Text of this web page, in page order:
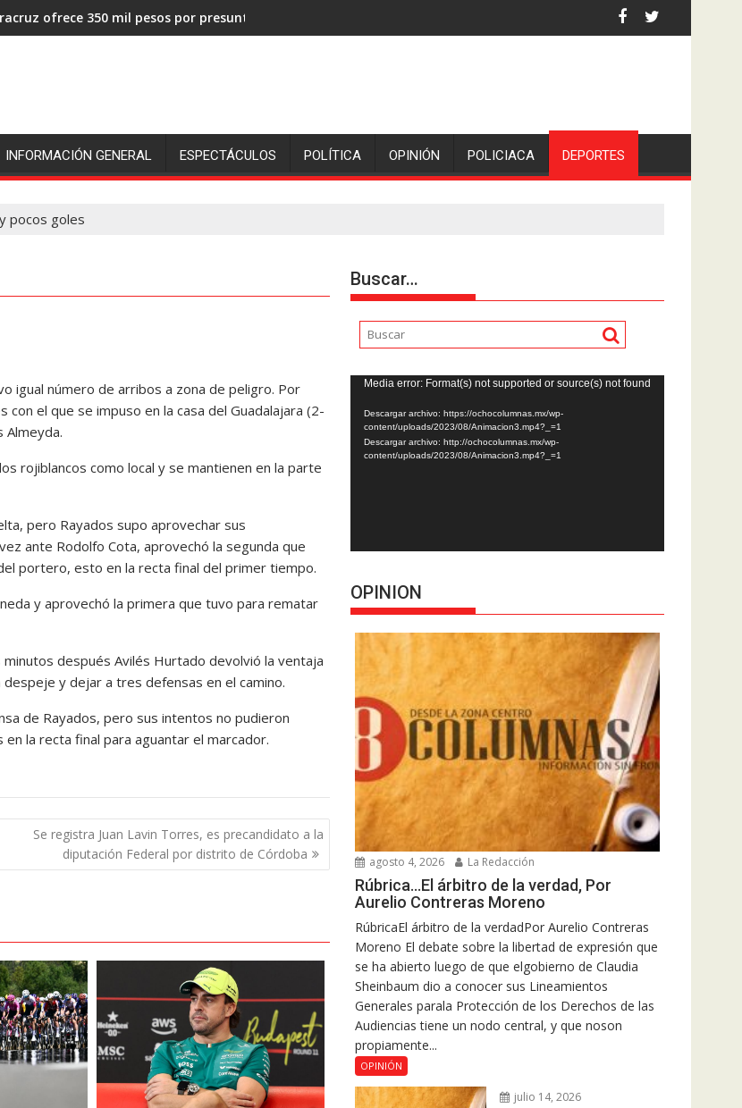
ofrece 350 mil pesos por presuntos asesinos de la comunicadora Avisack Douglas.
INFORMACIÓN GENERAL ESPECTÁCULOS POLÍTICA OPINIÓN POLICIACA DEPORTES
pocos goles
igual número de arribos a zona de peligro. Por
el que se impuso en la casa del Guadalajara (2-
Almeyda.
rojiblancos como local y se mantienen en la parte
pero Rayados supo aprovechar sus
ante Rodolfo Cota, aprovechó la segunda que
portero, esto en la recta final del primer tiempo.
y aprovechó la primera que tuvo para rematar
después Avilés Hurtado devolvió la ventaja
y dejar a tres defensas en el camino.
de Rayados, pero sus intentos no pudieron
la recta final para aguantar el marcador.
Se registra Juan Lavin Torres, es precandidato a la
diputación Federal por distrito de Córdoba
Buscar…
Reproductor
de
vídeo
Media error: Format(s) not supported or source(s) not found
Descargar archivo: https://ochocolumnas.mx/wp-
content/uploads/2023/08/Animacion3.mp4?_=1
Descargar archivo: http://ochocolumnas.mx/wp-
content/uploads/2023/08/Animacion3.mp4?_=1
OPINION
agosto 4, 2026 La Redacción
Rúbrica…El árbitro de la verdad, Por
Aurelio Contreras Moreno
RúbricaEl árbitro de la verdadPor Aurelio Contreras
Moreno El debate sobre la libertad de expresión que
se ha abierto luego de que elgobierno de Claudia
Sheinbaum dio a conocer sus Lineamientos
Generales parala Protección de los Derechos de las
Audiencias tiene un nodo central, y que noson
propiamente...
OPINIÓN
julio 14, 2026